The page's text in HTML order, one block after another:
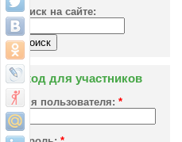
Поиск на сайте:
Вход для участников
Имя пользователя: *